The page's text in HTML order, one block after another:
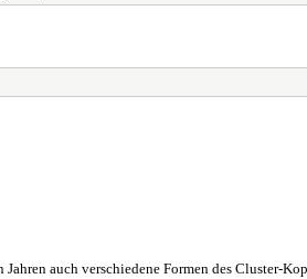
auch verschiedene Formen des Cluster-